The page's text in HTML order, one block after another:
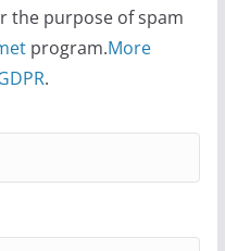
the purpose of spam
program.More
.